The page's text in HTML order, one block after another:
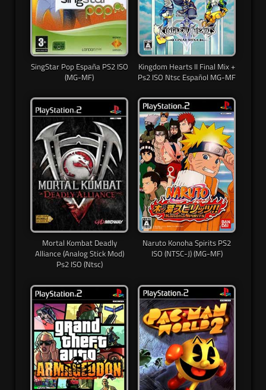
SingStar Pop España PS2 ISO
(MG-MF)
Kingdom Hearts II Final Mix +
Ps2 ISO Ntsc Español MG-MF
Mortal Kombat Deadly
Alliance (Analog Stick Mod)
Ps2 ISO (Ntsc)
Naruto Konoha Spirits PS2
ISO (NTSC-J) (MG-MF)